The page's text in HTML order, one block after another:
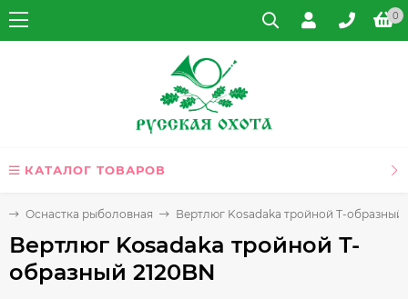
0
КАТАЛОГ ТОВАРОВ
Оснастка рыболовная Вертлюг Kosadaka тройной Т-образный
Вертлюг Kosadaka тройной Т-
образный 2120BN